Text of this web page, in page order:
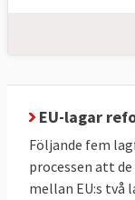
personen
Processen
med
tid i
Tolv
EU-lagar
Följande fem
processen att
mellan EU:s två